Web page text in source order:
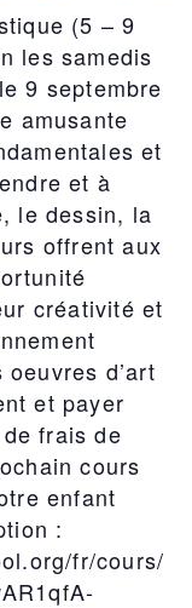
(5 – 9
les samedis
9 septembre
amusante
et
et à
le dessin, la
offrent aux
créativité et
d’art
et payer
frais de
cours
enfant
:
fr/cours/